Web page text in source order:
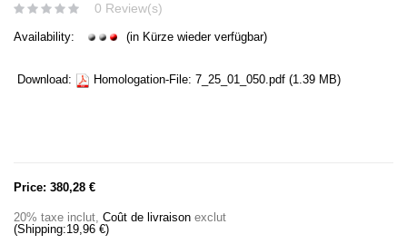
0 Review(s)
Availability: (in Kürze wieder verfügbar)
Download: Homologation-File: 7_25_01_050.pdf (1.39 MB)
Price: 380,28 €
20% taxe inclut, Coût de livraison exclut
(Shipping:19,96 €)